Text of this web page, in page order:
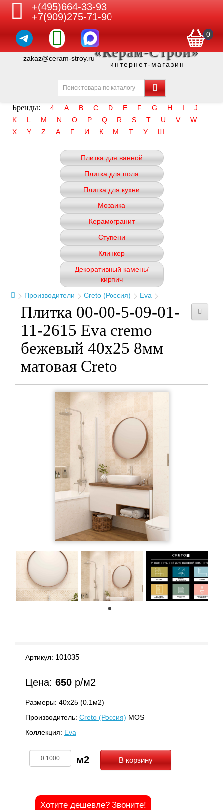
+(495)664-33-93
+7(909)275-71-90
0
zakaz@ceram-stroy.ru«Керам-Строй»
интернет-магазин
Бренды: 4 A B C D E F G H I
J
K
L M N O P Q R S T U V
W
X
Y Z А Г И К М Т У Ш
Плитка для ванной
Плитка для пола
Плитка для кухни
Мозаика
Керамогранит
Ступени
Клинкер
Декоративный камень/
кирпич
Производители
Creto (Россия) Eva
Плитка 00-00-5-09-01-
11-2615 Eva cremo
бежевый 40x25 8мм
матовая Creto
Артикул: 101035
Цена: 650 р/м2
Размеры: 40х25 (0.1м2)
Производитель: Creto (Россия) MOS
Коллекция: Eva
В корзину
Хотите дешевле? Звоните!